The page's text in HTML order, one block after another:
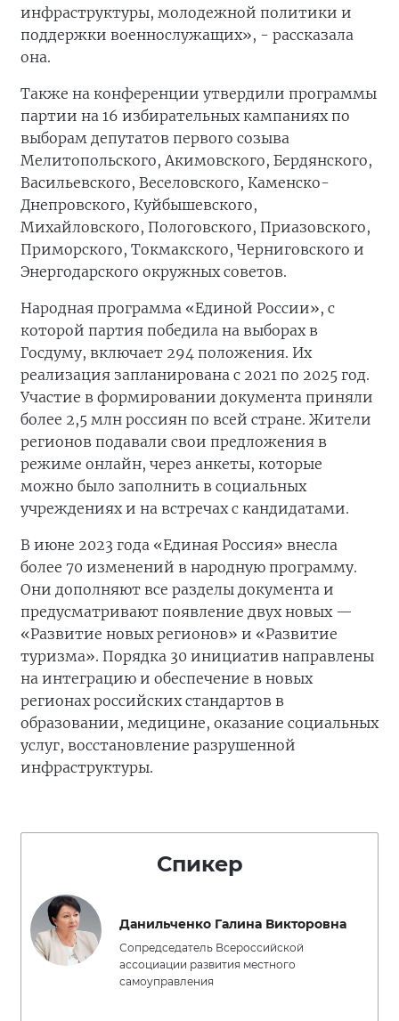
инфраструктуры, молодежной политики и
поддержки военнослужащих», - рассказала
она.
Также на конференции утвердили программы
партии на 16 избирательных кампаниях по
выборам депутатов первого созыва
Мелитопольского, Акимовского, Бердянского,
Васильевского, Веселовского, Каменско-
Днепровского, Куйбышевского,
Михайловского, Пологовского, Приазовского,
Приморского, Токмакского, Черниговского и
Энергодарского окружных советов.
Народная программа «Единой России», с
которой партия победила на выборах в
Госдуму, включает 294 положения. Их
реализация запланирована с 2021 по 2025 год.
Участие в формировании документа приняли
более 2,5 млн россиян по всей стране. Жители
регионов подавали свои предложения в
режиме онлайн, через анкеты, которые
можно было заполнить в социальных
учреждениях и на встречах с кандидатами.
В июне 2023 года «Единая Россия» внесла
более 70 изменений в народную программу.
Они дополняют все разделы документа и
предусматривают появление двух новых —
«Развитие новых регионов» и «Развитие
туризма». Порядка 30 инициатив направлены
на интеграцию и обеспечение в новых
регионах российских стандартов в
образовании, медицине, оказание социальных
услуг, восстановление разрушенной
инфраструктуры.
Спикер
Данильченко Галина Викторовна
Сопредседатель Всероссийской
ассоциации развития местного
самоуправления